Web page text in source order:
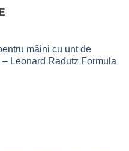
mâini cu unt de
Leonard Radutz Formula